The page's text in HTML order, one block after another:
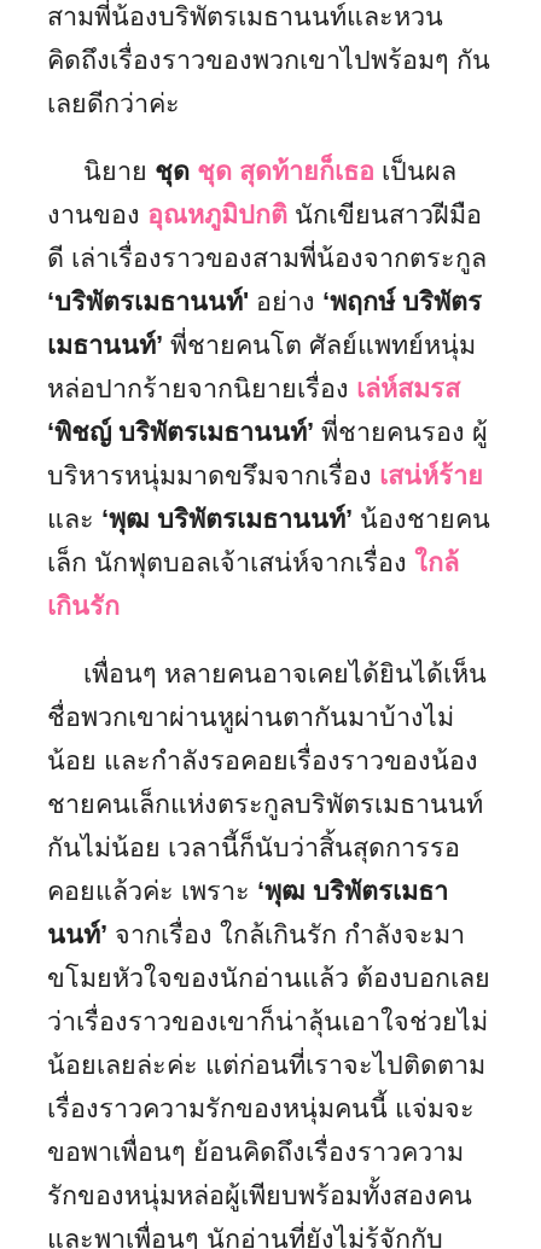
สามพี่น้องบริพัตรเมธานนท์และหวน
คิดถึงเรื่องราวของพวกเขาไปพร้อมๆ กัน
เลยดีกว่าค่ะ
นิยาย ชุด ชุด สุดท้ายก็เธอ เป็นผล
งานของ อุณหภูมิปกติ นักเขียนสาวฝีมือ
ดี เล่าเรื่องราวของสามพี่น้องจากตระกูล
‘บริพัตรเมธานนท์' อย่าง ‘พฤกษ์ บริพัตร
เมธานนท์’ พี่ชายคนโต ศัลย์แพทย์หนุ่ม
หล่อปากร้ายจากนิยายเรื่อง เล่ห์สมรส
‘พิชญ์ บริพัตรเมธานนท์’ พี่ชายคนรอง ผู้
บริหารหนุ่มมาดขรึมจากเรื่อง เสน่ห์ร้าย
และ ‘พุฒ บริพัตรเมธานนท์’ น้องชายคน
เล็ก นักฟุตบอลเจ้าเสน่ห์จากเรื่อง ใกล้
เกินรัก
เพื่อนๆ หลายคนอาจเคยได้ยินได้เห็น
ชื่อพวกเขาผ่านหูผ่านตากันมาบ้างไม่
น้อย และกำลังรอคอยเรื่องราวของน้อง
ชายคนเล็กแห่งตระกูลบริพัตรเมธานนท์
กันไม่น้อย เวลานี้ก็นับว่าสิ้นสุดการรอ
คอยแล้วค่ะ เพราะ ‘พุฒ บริพัตรเมธา
นนท์’ จากเรื่อง ใกล้เกินรัก กำลังจะมา
ขโมยหัวใจของนักอ่านแล้ว ต้องบอกเลย
ว่าเรื่องราวของเขาก็น่าลุ้นเอาใจช่วยไม่
น้อยเลยล่ะค่ะ แต่ก่อนที่เราจะไปติดตาม
เรื่องราวความรักของหนุ่มคนนี้ แจ่มจะ
ขอพาเพื่อนๆ ย้อนคิดถึงเรื่องราวความ
รักของหนุ่มหล่อผู้เพียบพร้อมทั้งสองคน
และพาเพื่อนๆ นักอ่านที่ยังไม่รู้จักกับ